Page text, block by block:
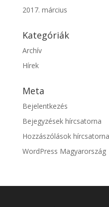
2017. március
Kategóriák
Archív
Hírek
Meta
Bejelentkezés
Bejegyzések hírcsatorna
Hozzászólások hírcsatorna
WordPress Magyarország